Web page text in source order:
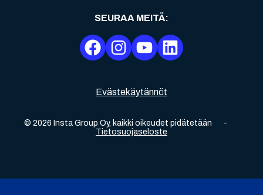
Evästekäytännöt
© 2026 Insta Group Oy, kaikki oikeudet pidätetään
-
Tietosuojaseloste
SEURAA MEITÄ: